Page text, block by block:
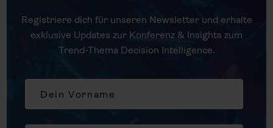
Registriere dich für unseren Newsletter und erhalte
exklusive Updates zur Konferenz & Insights zum
Trend-Thema Decision Intelligence.